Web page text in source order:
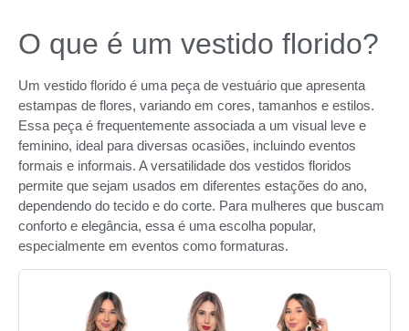
O que é um vestido florido?
Um vestido florido é uma peça de vestuário que apresenta
estampas de flores, variando em cores, tamanhos e estilos.
Essa peça é frequentemente associada a um visual leve e
feminino, ideal para diversas ocasiões, incluindo eventos
formais e informais. A versatilidade dos vestidos floridos
permite que sejam usados em diferentes estações do ano,
dependendo do tecido e do corte. Para mulheres que buscam
conforto e elegância, essa é uma escolha popular,
especialmente em eventos como formaturas.